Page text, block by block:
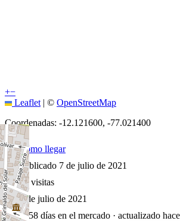
+−
Leaflet | © OpenStreetMap
Coordenadas: -12.121600, -77.021400
Cómo llegar
Publicado 7 de julio de 2021
21visitas
7 de julio de 2021
1858 días en el mercado · actualizado